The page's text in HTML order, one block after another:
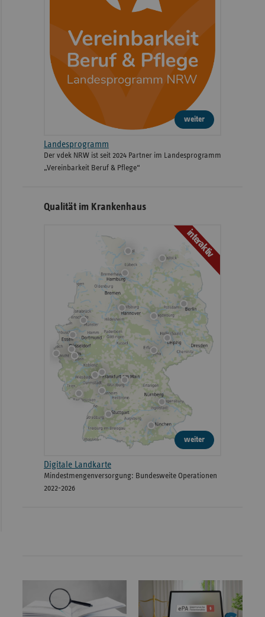
weiter
Landesprogramm
Der vdek NRW ist seit 2024 Partner im Landesprogramm
„Vereinbarkeit Beruf & Pflege“
Qualität im Krankenhaus
interaktiv
weiter
Digitale Landkarte
Mindestmengenversorgung: Bundesweite Operationen
2022-2026